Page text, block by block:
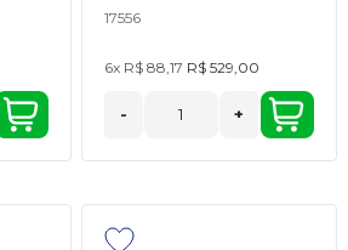
17556
6x R$ 88,17 R$ 529,00
- +